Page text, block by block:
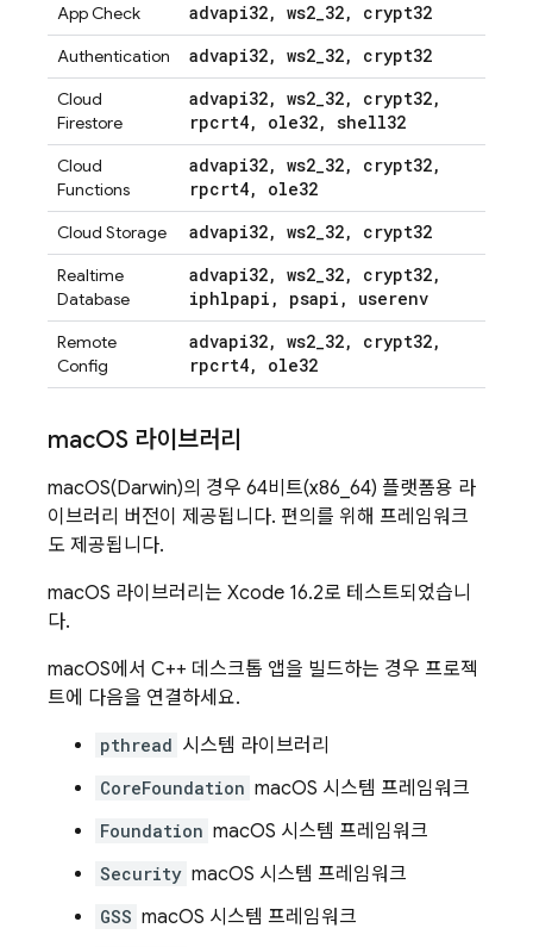
App Check advapi32, ws2_32, crypt32
Authentication advapi32, ws2_32, crypt32
Cloud
Firestore
advapi32, ws2_32, crypt32,
rpcrt4, ole32, shell32
Cloud
Functions
advapi32, ws2_32, crypt32,
rpcrt4, ole32
Cloud Storage advapi32, ws2_32, crypt32
Realtime
Database
advapi32, ws2_32, crypt32,
iphlpapi , psapi , userenv
Remote
Config
advapi32, ws2_32, crypt32,
rpcrt4, ole32
macOS 라이브러리
macOS(Darwin)의 경우 64비트(x86_64) 플랫폼용 라
이브러리 버전이 제공됩니다. 편의를 위해 프레임워크
도 제공됩니다.
macOS 라이브러리는 Xcode 16.2로 테스트되었습니
다.
macOS에서 C++ 데스크톱 앱을 빌드하는 경우 프로젝
트에 다음을 연결하세요.
pthread 시스템 라이브러리
CoreFoundation macOS 시스템 프레임워크
Foundation macOS 시스템 프레임워크
Security macOS 시스템 프레임워크
GSS macOS 시스템 프레임워크